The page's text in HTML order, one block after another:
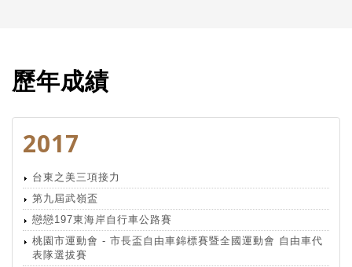
歷年成績
2017
台東之美三項接力
第九屆武嶺盃
戀戀197東海岸自行車公路賽
桃園市運動會 - 市長盃自由車錦標賽暨全國運動會 自由車代
表隊選拔賽